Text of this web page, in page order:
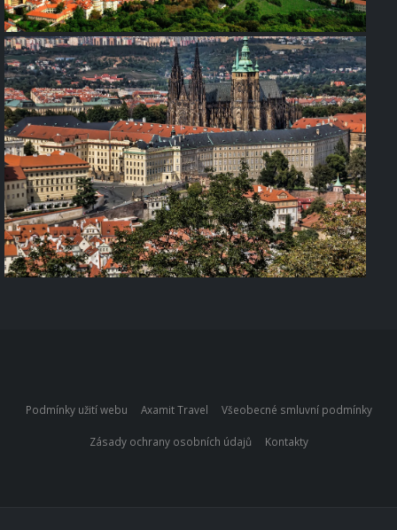
Podmínky užití webu Axamit Travel Všeobecné smluvní podmínky
Zásady ochrany osobních údajů Kontakty